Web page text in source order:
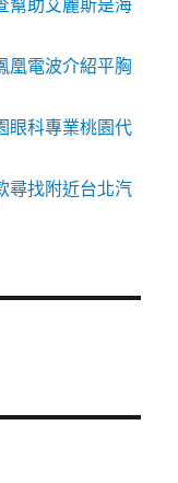
幫助艾麗斯是海
凰電波介紹平胸
眼科專業桃園代
尋找附近台北汽